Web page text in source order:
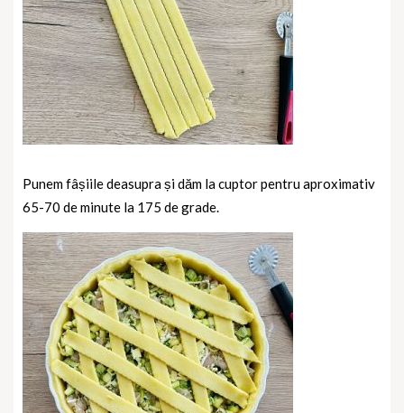
Punem fâșiile deasupra și dăm la cuptor pentru aproximativ
65-70 de minute la 175 de grade.